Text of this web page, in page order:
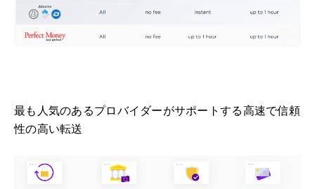
最も人気のあるプロバイダーがサポートする高速で信頼
性の高い転送